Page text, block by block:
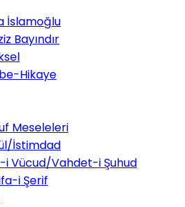
İslamoğlu
Bayındır
Hikaye
Meseleleri
İstimdad
Vücud/Vahdet-i Şuhud
i Şerif